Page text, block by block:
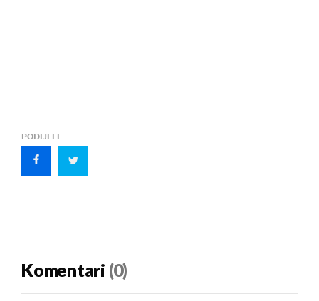
PODIJELI
Komentari (0)